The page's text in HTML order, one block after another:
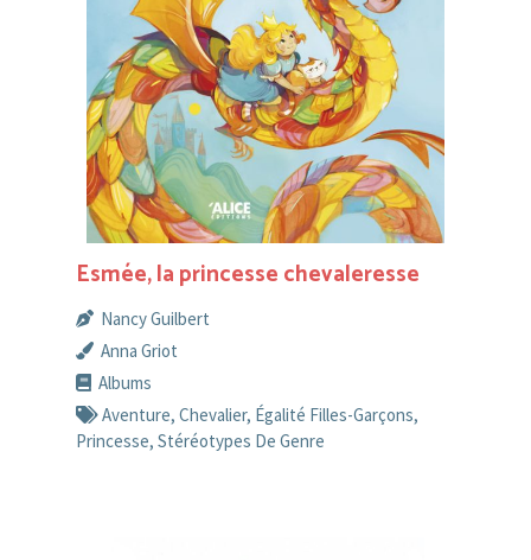
Esmée, la princesse chevaleresse
Nancy Guilbert
Anna Griot
Albums
Aventure, Chevalier, Égalité Filles-Garçons,
Princesse, Stéréotypes De Genre